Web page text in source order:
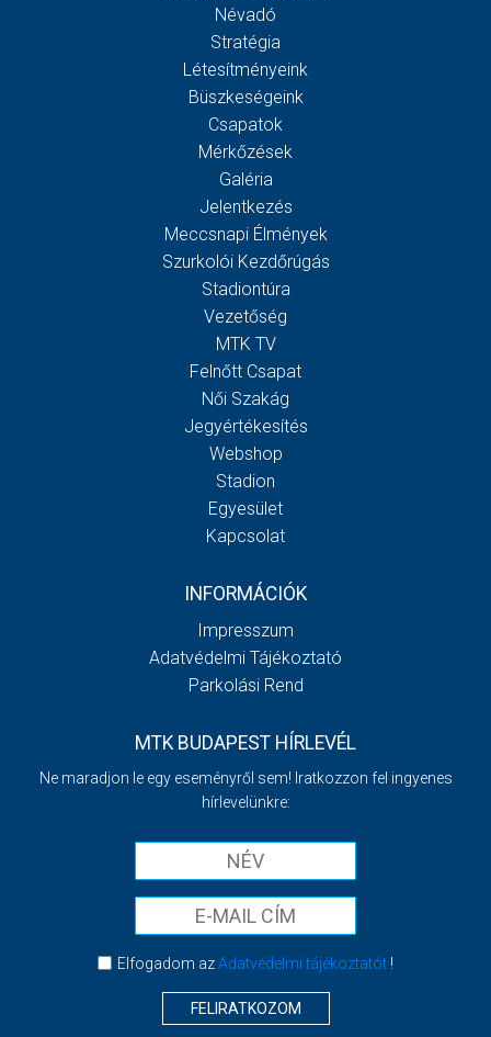
Névadó
Stratégia
Létesítményeink
Büszkeségeink
Csapatok
Mérkőzések
Galéria
Jelentkezés
Meccsnapi Élmények
Szurkolói Kezdőrúgás
Stadiontúra
Vezetőség
MTK TV
Felnőtt Csapat
Női Szakág
Jegyértékesítés
Webshop
Stadion
Egyesület
Kapcsolat
INFORMÁCIÓK
Impresszum
Adatvédelmi Tájékoztató
Parkolási Rend
MTK BUDAPEST HÍRLEVÉL
Ne maradjon le egy eseményről sem! Iratkozzon fel ingyenes
hírlevelünkre:
Elfogadom azAdatvédelmi tájékoztatót!
FELIRATKOZOM